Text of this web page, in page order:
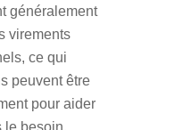
généralement
virements
ce qui
peuvent être
pour aider
le besoin.